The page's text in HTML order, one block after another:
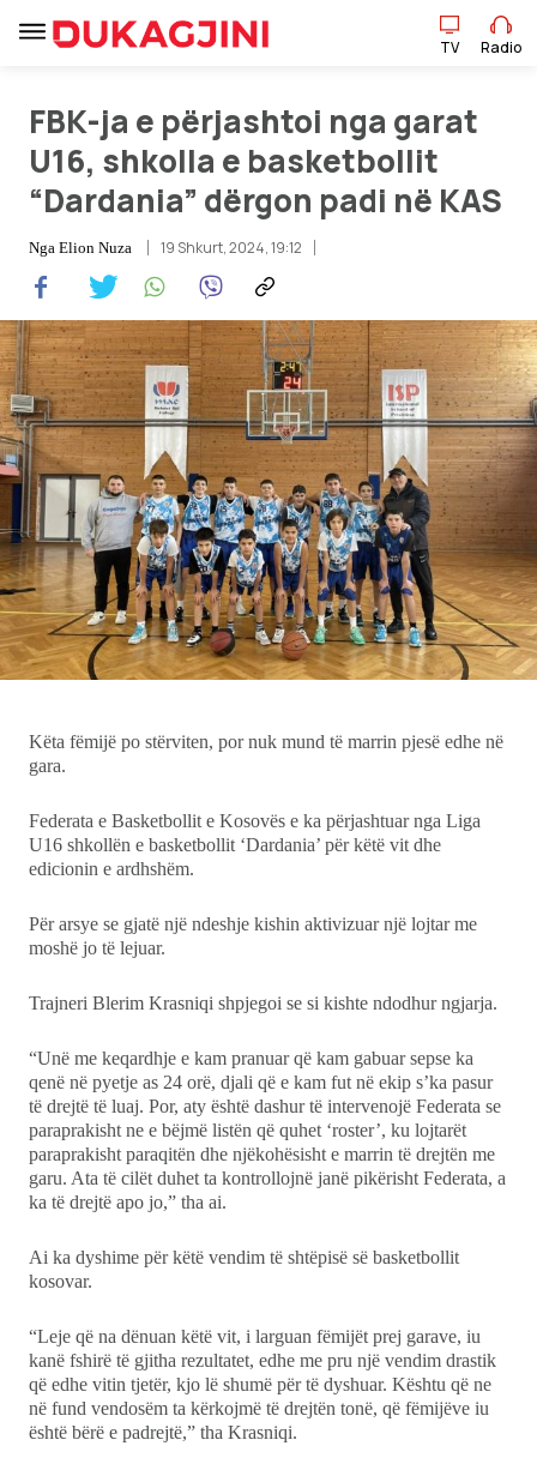
TV Radio
Sport
Pikëpamje
Art Jete
Kulturë
Showbiz
Ekonomi
Teknologji
DuVideo
TV Radio
FBK-ja e përjashtoi nga garat
U16, shkolla e basketbollit
“Dardania” dërgon padi në KAS
Nga Elion Nuza 19 Shkurt, 2024, 19:12
Këta fëmijë po stërviten, por nuk mund të marrin pjesë edhe në
gara.
Federata e Basketbollit e Kosovës e ka përjashtuar nga Liga
U16 shkollën e basketbollit ‘Dardania’ për këtë vit dhe
edicionin e ardhshëm.
Për arsye se gjatë një ndeshje kishin aktivizuar një lojtar me
moshë jo të lejuar.
Trajneri Blerim Krasniqi shpjegoi se si kishte ndodhur ngjarja.
“Unë me keqardhje e kam pranuar që kam gabuar sepse ka
qenë në pyetje as 24 orë, djali që e kam fut në ekip s’ka pasur
të drejtë të luaj. Por, aty është dashur të intervenojë Federata se
paraprakisht ne e bëjmë listën që quhet ‘roster’, ku lojtarët
paraprakisht paraqitën dhe njëkohësisht e marrin të drejtën me
garu. Ata të cilët duhet ta kontrollojnë janë pikërisht Federata, a
ka të drejtë apo jo,” tha ai.
Ai ka dyshime për këtë vendim të shtëpisë së basketbollit
kosovar.
“Leje që na dënuan këtë vit, i larguan fëmijët prej garave, iu
kanë fshirë të gjitha rezultatet, edhe me pru një vendim drastik
që edhe vitin tjetër, kjo lë shumë për të dyshuar. Kështu që ne
në fund vendosëm ta kërkojmë të drejtën tonë, që fëmijëve iu
është bërë e padrejtë,” tha Krasniqi.